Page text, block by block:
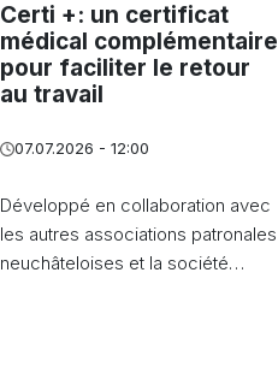
Certi +: un certificat
médical complémentaire
pour faciliter le retour
au travail
07.07.2026 - 12:00
Développé en collaboration avec
les autres associations patronales
neuchâteloises et la société…